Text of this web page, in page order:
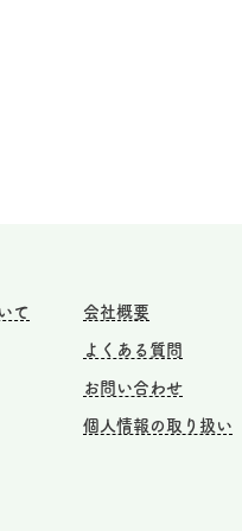
て 会社概要
よくある質問
お問い合わせ
個人情報の取り扱い